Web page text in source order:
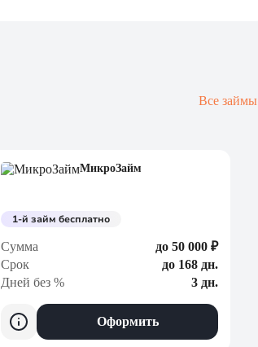
Все займы
МикроЗайм
1-й займ бесплатно
Сумма
до 50 000 ₽
Срок
до 168 дн.
Дней без %
3 дн.
Оформить